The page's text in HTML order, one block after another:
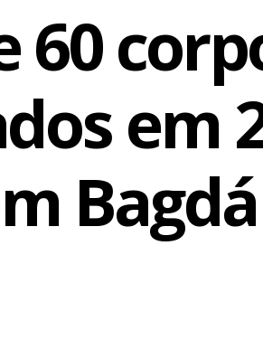
60
em
Bagdá